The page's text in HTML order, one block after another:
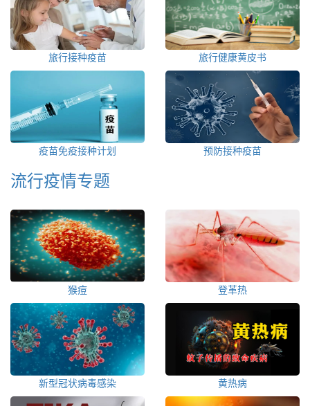
旅行接种疫苗 旅行健康黄皮书
疫苗免疫接种计划 预防接种疫苗
流行疫情专题
猴痘 登革热
新型冠状病毒感染 黄热病